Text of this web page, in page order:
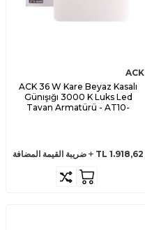
ACK
ACK 36 W Kare Beyaz Kasalı
Günışığı 3000 K Luks Led
Tavan Armatürü - AT10-
1.918,62 ضريبة القيمة المضافة